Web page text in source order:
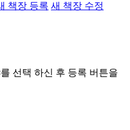
책장 등록 새 책장 수정
선택 하신 후 등록 버튼을